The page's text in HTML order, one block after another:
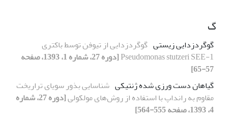
گ
گوگردزدایی زیستی گوگردزدایی از تیوفن توسط باکتری
Pseudomonas stutzeri SEE-1
[دوره 27، شماره 1، 1393، صفحه
57-65]
گیاهان دست ورزی شده ژنتیکی شناسایی بذور سویای تراریخت
مقاوم به رانداپ با استفاده از روش‌های مولکولی
[دوره 27، شماره
4، 1393، صفحه 555-564]